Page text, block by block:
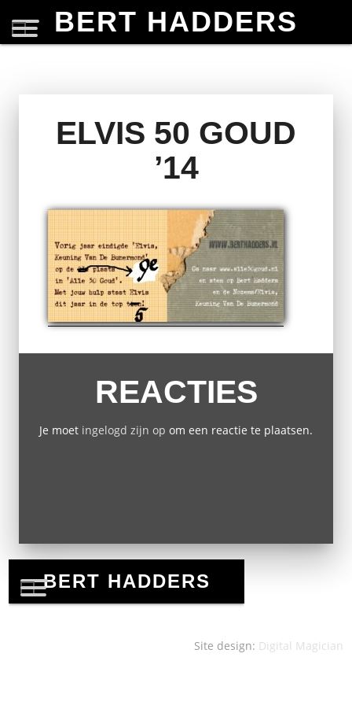
BERT HADDERS
ELVIS 50 GOUD
’14
REACTIES
Je moet ingelogd zijn op om een reactie te plaatsen.
Site design: Digital Magician